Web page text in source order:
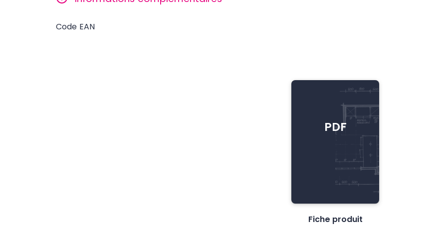
Code EAN
PDF
Fiche produit